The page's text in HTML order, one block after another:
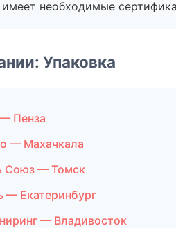
необходимые
Упаковка
Пенза
— Махачкала
Союз — Томск
— Екатеринбург
— Владивосток